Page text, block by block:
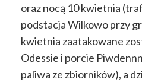
oraz nocą 10 kwietnia
podstacja Wilkowo przy
kwietnia zaatakowane
Odessie i porcie
paliwa ze zbiorników), a